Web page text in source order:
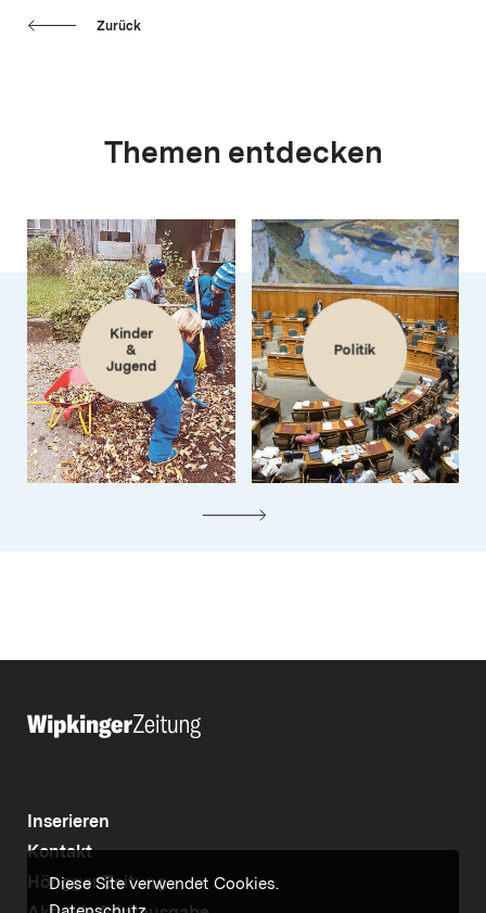
Zurück
Themen entdecken
Kinder
&
Jugend
Politik
Inserieren
Kontakt
Höngger Zeitung
Diese Site verwendet Cookies.